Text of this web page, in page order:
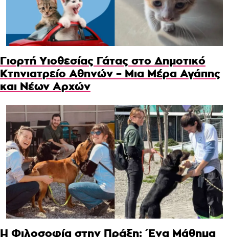
Γιορτή Υιοθεσίας Γάτας στο Δημοτικό
Κτηνιατρείο Αθηνών – Μια Μέρα Αγάπης
και Νέων Αρχών
Η Φιλοσοφία στην Πράξη: Ένα Μάθημα